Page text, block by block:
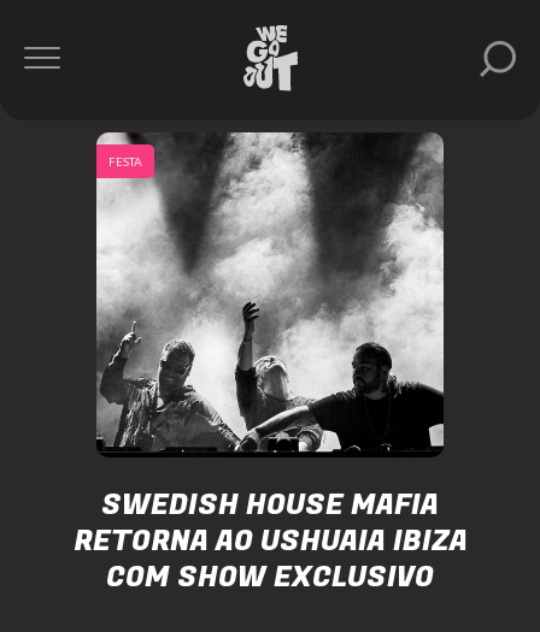
SWEDISH HOUSE MAFIA
RETORNA AO USHUAIA IBIZA
COM SHOW EXCLUSIVO
FESTA